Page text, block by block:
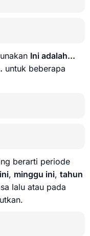
Ini adalah...
untuk beberapa
berarti periode
, minggu ini, tahun
lalu atau pada